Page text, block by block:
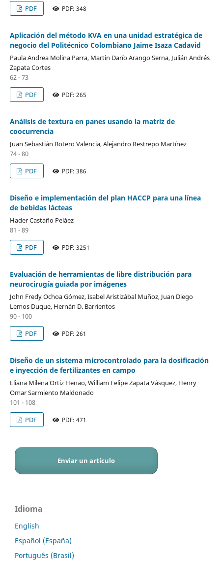
PDF
PDF: 348
Aplicación del método KVA en una unidad estratégica de
negocio del Politécnico Colombiano Jaime Isaza Cadavid
Paula Andrea Molina Parra, Martin Darío Arango Serna, Julián Andrés
Zapata Cortes
62 - 73
PDF
PDF: 265
Análisis de textura en panes usando la matriz de
coocurrencia
Juan Sebastián Botero Valencia, Alejandro Restrepo Martínez
74 - 80
PDF
PDF: 386
Diseño e implementación del plan HACCP para una línea
de bebidas lácteas
Hader Castaño Peláez
81 - 89
PDF
PDF: 3251
Evaluación de herramientas de libre distribución para
neurocirugía guiada por imágenes
John Fredy Ochoa Gómez, Isabel Aristizábal Muñoz, Juan Diego
Lemos Duque, Hernán D. Barrientos
90 - 100
PDF
PDF: 261
Diseño de un sistema microcontrolado para la dosificación
e inyección de fertilizantes en campo
Eliana Milena Ortiz Henao, William Felipe Zapata Vásquez, Henry
Omar Sarmiento Maldonado
101 - 108
PDF
PDF: 471
Enviar un artículo
Idioma
English
Español (España)
Português (Brasil)